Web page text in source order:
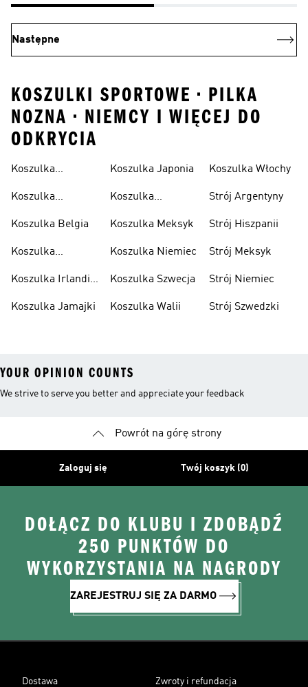
Następne
KOSZULKI SPORTOWE • PILKA
NOZNA • NIEMCY I WIĘCEJ DO
ODKRYCIA
Koszulka
Koszulka
Koszulka Belgia
Koszulka
Koszulka Irlandii
Koszulka Jamajki
Koszulka Japonia
Koszulka
Koszulka Meksyk
Koszulka Niemiec
Koszulka Szwecja
Koszulka Walii
Koszulka Włochy
Strój Argentyny
Strój Hiszpanii
Strój Meksyk
Strój Niemiec
Strój Szwedzki
YOUR OPINION COUNTS
We strive to serve you better and appreciate your feedback
Powrót na górę strony
Zaloguj się Twój koszyk (0)
DOŁĄCZ DO KLUBU I ZDOBĄDŹ
250 PUNKTÓW DO
WYKORZYSTANIA NA NAGRODY
ZAREJESTRUJ SIĘ ZA DARMO
Dostawa Zwroty i refundacja